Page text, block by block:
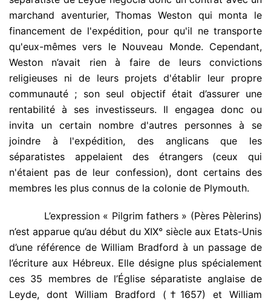
marchand aventurier, Thomas Weston qui monta le
financement de l'expédition, pour qu'il ne transporte
qu'eux-mêmes vers le Nouveau Monde. Cependant,
Weston n’avait rien à faire de leurs convictions
religieuses ni de leurs projets d'établir leur propre
communauté ; son seul objectif était d’assurer une
rentabilité à ses investisseurs. Il engagea donc ou
invita un certain nombre d'autres personnes à se
joindre à l'expédition, des anglicans que les
séparatistes appelaient des étrangers (ceux qui
n'étaient pas de leur confession), dont certains des
membres les plus connus de la colonie de Plymouth.
L’expression « Pilgrim fathers » (Pères Pèlerins)
n’est apparue qu’au début du XIX° siècle aux Etats-Unis
d’une référence de William Bradford à un passage de
l’écriture aux Hébreux. Elle désigne plus spécialement
ces 35 membres de l’Église séparatiste anglaise de
Leyde, dont William Bradford (†1657) et William